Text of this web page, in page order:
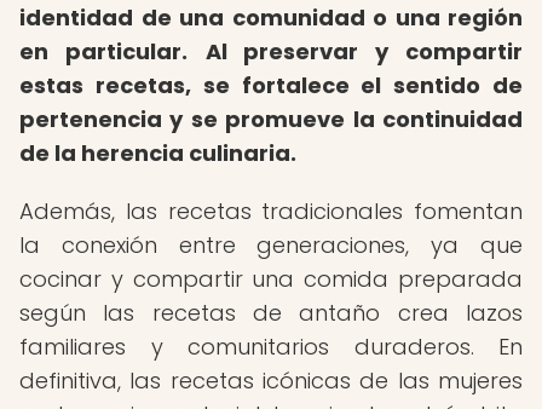
identidad de una comunidad o una región
en particular.
Al preservar y compartir
estas recetas, se fortalece el sentido de
pertenencia y se promueve la continuidad
de la herencia culinaria.
Además, las recetas tradicionales fomentan
la conexión entre generaciones, ya que
cocinar y compartir una comida preparada
según las recetas de antaño crea lazos
familiares y comunitarios duraderos. En
definitiva, las recetas icónicas de las mujeres